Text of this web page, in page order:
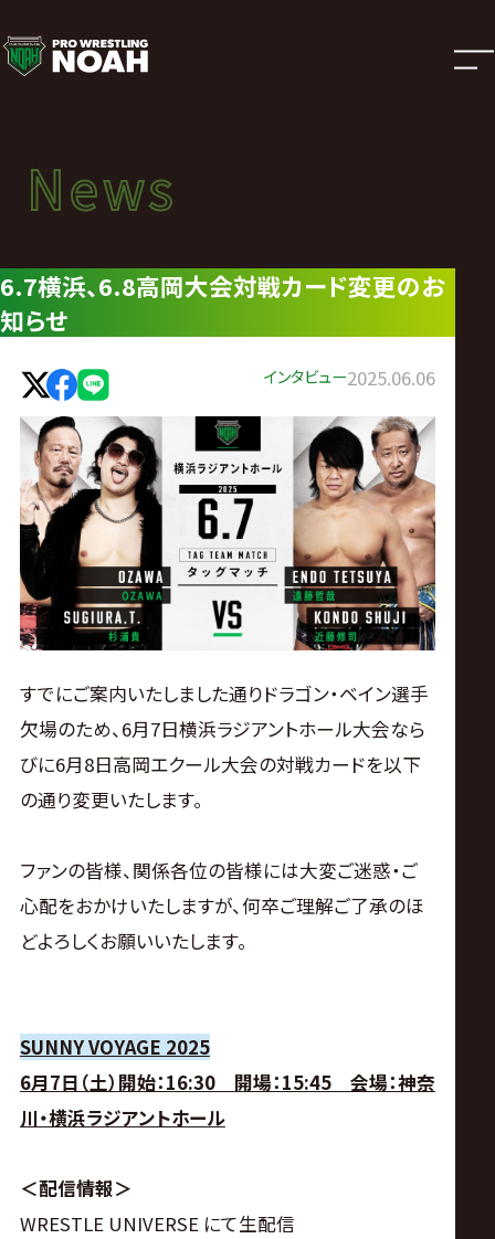
ニ
ュ
ー
ス
|
プ
ロ
レ
ス
リ
ン
グ・
ノ
ア
公
式
イ
ト
News
ニュース
News
6.7横浜、6.8高岡大会対戦カード変更のお
知らせ
インタビュー2025.06.06
すでにご案内いたしました通りドラゴン・ベイン選手
欠場のため、6月7日横浜ラジアントホール大会なら
びに6月8日高岡エクール大会の対戦カードを以下
の通り変更いたします。
ファンの皆様、関係各位の皆様には大変ご迷惑・ご
心配をおかけいたしますが、何卒ご理解ご了承のほ
どよろしくお願いいたします。
SUNNY VOYAGE 2025
6月7日（土）開始：16:30 開場：15:45 会場：神奈
川・横浜ラジアントホール
＜配信情報＞
WRESTLE UNIVERSE にて生配信